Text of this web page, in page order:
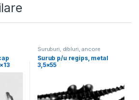
Suruburi, dibluri, ancore
Surub p/u regips, metal
3,5×55